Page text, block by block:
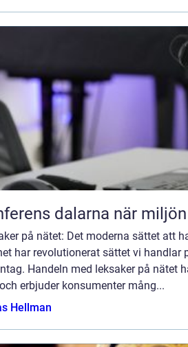
Konferens
på nätet: Det moderna sättet att
har revolutionerat sättet vi handlar
Handeln med leksaker på nätet
erbjuder konsumenter mång...
Hellman